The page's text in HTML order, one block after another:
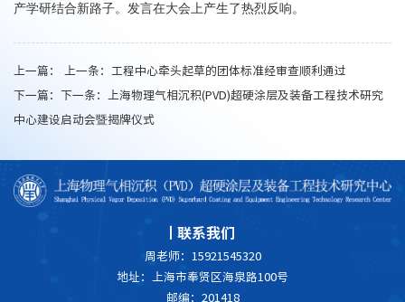
产学研结合新路子。发言在大会上产生了热烈反响。
上一篇： 上一条： 工程中心牵头起草的团体标准经审查顺利通过
下一篇：下一条： 上海物理气相沉积(PVD)超硬涂层及装备工程技术研究
中心建设启动会暨揭牌仪式
联系我们
周老师：15921545320
地址：上海市奉贤区海泉路100号
邮编：201418